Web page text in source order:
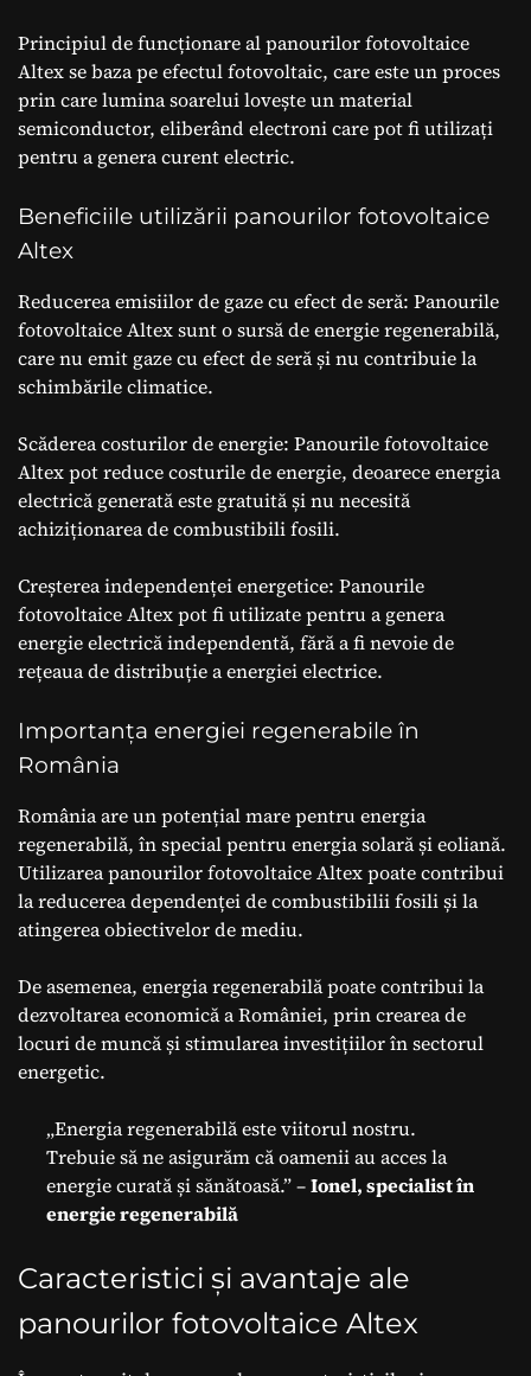
Principiul de funcționare al panourilor fotovoltaice
Altex se baza pe efectul fotovoltaic, care este un proces
prin care lumina soarelui lovește un material
semiconductor, eliberând electroni care pot fi utilizați
pentru a genera curent electric.
Beneficiile utilizării panourilor fotovoltaice
Altex
Reducerea emisiilor de gaze cu efect de seră: Panourile
fotovoltaice Altex sunt o sursă de energie regenerabilă,
care nu emit gaze cu efect de seră și nu contribuie la
schimbările climatice.
Scăderea costurilor de energie: Panourile fotovoltaice
Altex pot reduce costurile de energie, deoarece energia
electrică generată este gratuită și nu necesită
achiziționarea de combustibili fosili.
Creșterea independenței energetice: Panourile
fotovoltaice Altex pot fi utilizate pentru a genera
energie electrică independentă, fără a fi nevoie de
rețeaua de distribuție a energiei electrice.
Importanța energiei regenerabile în
România
România are un potențial mare pentru energia
regenerabilă, în special pentru energia solară și eoliană.
Utilizarea panourilor fotovoltaice Altex poate contribui
la reducerea dependenței de combustibilii fosili și la
atingerea obiectivelor de mediu.
De asemenea, energia regenerabilă poate contribui la
dezvoltarea economică a României, prin crearea de
locuri de muncă și stimularea investițiilor în sectorul
energetic.
„Energia regenerabilă este viitorul nostru.
Trebuie să ne asigurăm că oamenii au acces la
energie curată și sănătoasă.” –Ionel, specialist în
energie regenerabilă
Caracteristici și avantaje ale
panourilor fotovoltaice Altex